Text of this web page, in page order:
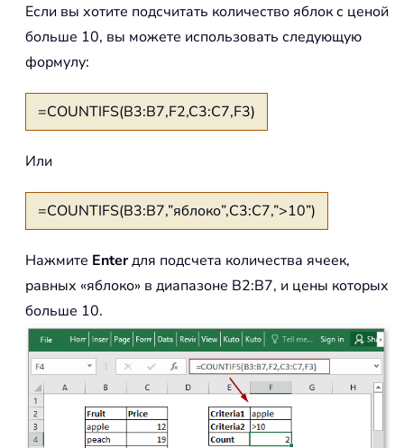
Если вы хотите подсчитать количество яблок с ценой
больше 10, вы можете использовать следующую
формулу:
=COUNTIFS(B3:B7,F2,C3:C7,F3)
Или
=COUNTIFS(B3:B7,”яблоко”,C3:C7,”>10”)
Нажмите Enterдля подсчета количества ячеек,
равных «яблоко» в диапазоне B2:B7, и цены которых
больше 10.